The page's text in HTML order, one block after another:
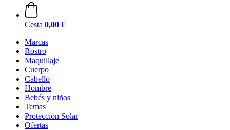
Cesta 0,00 €
Marcas
Rostro
Maquillaje
Cuerpo
Cabello
Hombre
Bebés y niños
Temas
Protección Solar
Ofertas